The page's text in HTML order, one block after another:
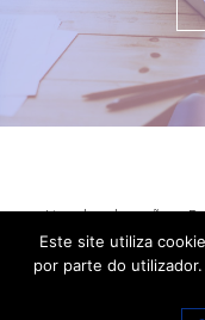
Livro de reclamações
Este site utiliza
por parte do